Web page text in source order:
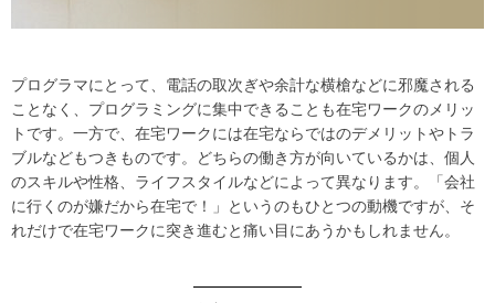
プログラマにとって、電話の取次ぎや余計な横槍などに邪魔される
ことなく、プログラミングに集中できることも在宅ワークのメリッ
トです。一方で、在宅ワークには在宅ならではのデメリットやトラ
ブルなどもつきものです。どちらの働き方が向いているかは、個人
のスキルや性格、ライフスタイルなどによって異なります。「会社
に行くのが嫌だから在宅で！」というのもひとつの動機ですが、そ
れだけで在宅ワークに突き進むと痛い目にあうかもしれません。